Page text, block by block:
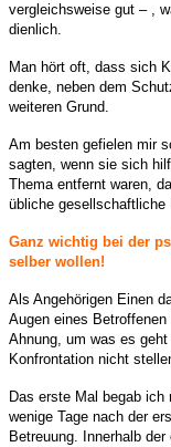
vergleichsweise gut – ,
dienlich.
Man hört oft, dass sich
denke, neben dem
weiteren Grund.
Am besten gefielen mir
sagten, wenn sie sich
Thema entfernt waren,
übliche gesellschaftliche
Ganz wichtig bei der
selber wollen!
Als Angehörigen Einen
Augen eines
Ahnung, um was es
Konfrontation nicht
Das erste Mal begab
wenige Tage nach der
Betreuung. Innerhalb